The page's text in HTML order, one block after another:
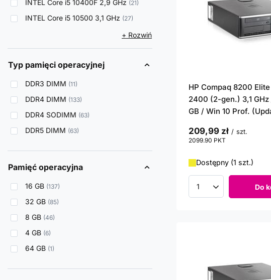
INTEL Core i5 10400F 2,9 GHz 21
INTEL Core i5 10500 3,1 GHz 27
+ Rozwiń
Typ pamięci operacyjnej
DDR3 DIMM 11
DDR4 DIMM 133
DDR4 SODIMM 63
DDR5 DIMM 63
Pamięć operacyjna
16 GB 137
32 GB 85
8 GB 46
4 GB 6
64 GB 1
HP Compaq 8200
2400 (2-gen.) 3,1
GB / Win 10 Prof.
209,99 zł / szt.
2099.90 PKT
Dostępny (1 szt.)
Ilość produktów Do